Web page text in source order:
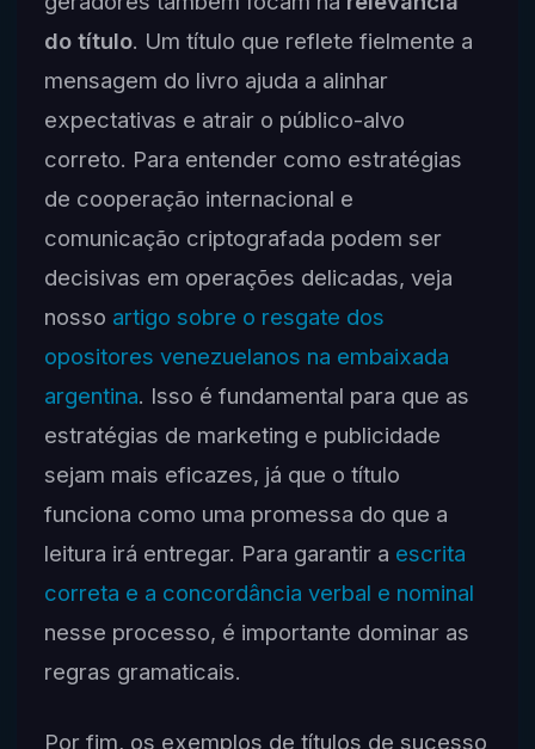
do título. Um título que reflete fielmente a
mensagem do livro ajuda a alinhar
expectativas e atrair o público-alvo
correto. Para entender como estratégias
de cooperação internacional e
comunicação criptografada podem ser
decisivas em operações delicadas, veja
nosso artigo sobre o resgate dos
opositores venezuelanos na embaixada
argentina. Isso é fundamental para que as
estratégias de marketing e publicidade
sejam mais eficazes, já que o título
funciona como uma promessa do que a
leitura irá entregar. Para garantir a escrita
correta e a concordância verbal e nominal
nesse processo, é importante dominar as
regras gramaticais.
Por fim, os exemplos de títulos de sucesso